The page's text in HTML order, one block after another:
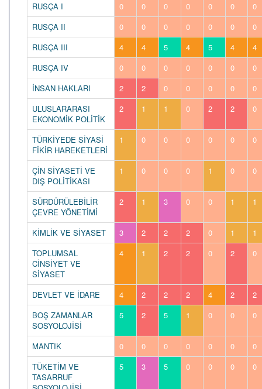
RUSÇA I
0 0 0 0 0 0
0
RUSÇA II
0 0 0 0 0 0
0
RUSÇA III
4 4 5 4 5 4
4
RUSÇA IV
0 0 0 0 0 0
0
İNSAN HAKLARI
2 2 0 0 0 0
0
ULUSLARARASI
EKONOMİK POLİTİK
2 1 1 0 2 2 0
TÜRKİYEDE SİYASİ
FİKİR HAREKETLERİ
1 0 0 0 0 0 0
ÇİN SİYASETİ VE
DIŞ POLİTİKASI
1 0 0 0 1 0 0
SÜRDÜRÜLEBİLİR
ÇEVRE YÖNETİMİ
2 1 3 0 0 1 1
KİMLİK VE SİYASET 3 2 2 2 0 1
1
TOPLUMSAL
CİNSİYET VE
SİYASET
4 1 2 2 0 2 0
DEVLET VE İDARE 4 2 2 2 4 2
2
BOŞ ZAMANLAR
SOSYOLOJİSİ
5 2 5 1 0 0 0
MANTIK 0 0 0 0 0 0
0
TÜKETİM VE
TASARRUF
5 3 5 0 0 0 0